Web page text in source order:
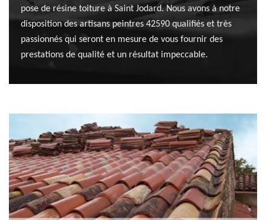
pose de résine toiture à Saint Jodard. Nous avons à notre
disposition des artisans peintres 42590 qualifiés et très
passionnés qui seront en mesure de vous fournir des
prestations de qualité et un résultat impeccable.